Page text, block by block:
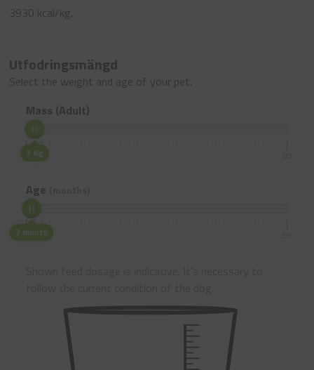
3930 kcal/kg.
Utfodringsmängd
Select the weight and age of your pet.
Mass (Adult)
3 Kg
1
Age
2 month
1